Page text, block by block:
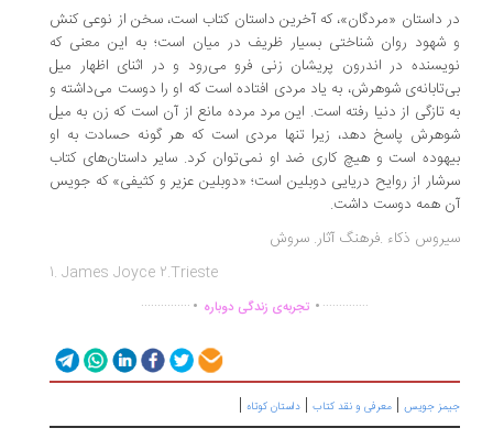
داستان «مردگان»، که آخرین داستان کتاب است، سخن از نوعی کنش
شهود روان شناختی بسیار ظریف در میان است؛ به این معنی که
در اندرون پریشان زنی فرو می‌­رود و در اثنای اظهار میل
شوهرش، به یاد مردی افتاده است که او را دوست می­‌داشته و
تازگی از دنیا رفته است. این مرد مرده مانع از آن است که زن به میل
پاسخ دهد، زیرا تنها مردی است که هر گونه حسادت به او
است و هیچ کاری ضد او نمی‌توان کرد. سایر داستان‌های کتاب
از روایح دریایی دوبلین است؛ «دوبلین عزیر و کثیفی» که جویس
همه دوست داشت.
ذکاء .فرهنگ آثار. سروش
1. James Joyce2.Trieste
................تجربه‌ی زندگی دوباره ...............
جویس|معرفی و نقد کتاب|داستان کوتاه|